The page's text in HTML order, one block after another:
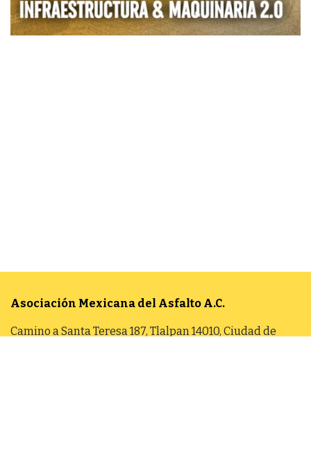
Asociación Mexicana del Asfalto A.C.
Camino a Santa Teresa 187, Tlalpan 14010, Ciudad de